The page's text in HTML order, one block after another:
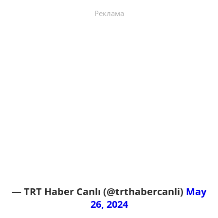
Реклама
— TRT Haber Canlı (@trthabercanli) May
26, 2024